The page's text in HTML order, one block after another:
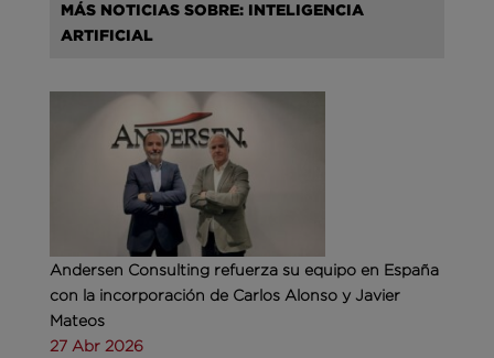
MÁS NOTICIAS SOBRE: INTELIGENCIA
ARTIFICIAL
Andersen Consulting refuerza su equipo en España
con la incorporación de Carlos Alonso y Javier
Mateos
27 Abr 2026